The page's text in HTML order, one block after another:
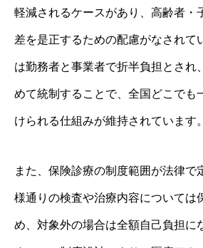
軽減されるケースがあり、高齢者・
差を是正するための配慮がなされて
は勤務者と事業者で折半負担とされ
めて統制することで、全国どこでも
けられる仕組みが維持されています。
また、保険診療の制度範囲が法律で
様通りの検査や治療内容については
め、対象外の場合は全額自己負担に